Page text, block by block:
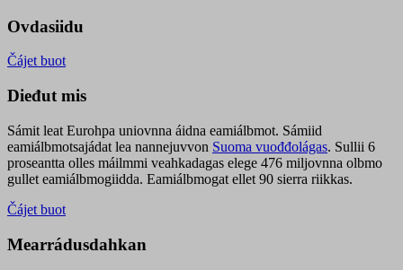
Ovdasiidu
Čájet buot
Dieđut mis
Sámit leat Eurohpa uniovnna áidna eamiálbmot. Sámiid
eamiálbmotsajádat lea nannejuvvon Suoma vuođđolágas. Sullii 6
proseantta olles máilmmi veahkadagas elege 476 miljovnna olbmo
gullet eamiálbmogiidda. Eamiálbmogat ellet 90 sierra riikkas.
Čájet buot
Mearrádusdahkan